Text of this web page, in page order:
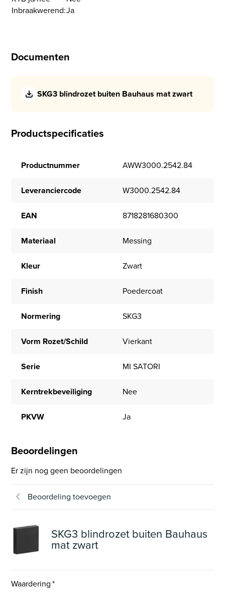
Inbraakwerend:Ja
Documenten
SKG3 blindrozet buiten Bauhaus mat zwart
Productspecificaties
Productnummer AWW3000.2542.84
Leveranciercode W3000.2542.84
EAN 8718281680300
Materiaal Messing
Kleur Zwart
Finish Poedercoat
Normering SKG3
Vorm Rozet/Schild Vierkant
Serie MI SATORI
Kerntrekbeveiliging Nee
PKVW Ja
Beoordelingen
Er zijn nog geen beoordelingen
Beoordeling toevoegen
SKG3 blindrozet buiten Bauhaus
mat zwart
Waardering*